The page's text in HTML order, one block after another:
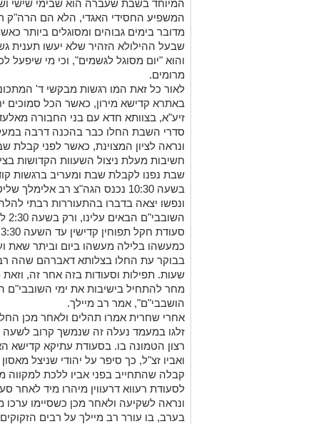
המיוחד בשבת שעברה הוא שבימי שישי
המשפיע החסידי האגדי, הלא הם הרה"ק
מדובר בימים גבוהים ומסוגלים ביותר
שבעל ההילולא הזהיר שלא יעשו תענית
והוא "יום מסוגל לגשמים", וכי מי שיפעל
מרומים.
לאור כל זאת המו רגשות מבקשי ד'
באתרא קדישא מירון, כאשר הכל סמוכים
זיע"א, בצוותא חדא עם בני החבורה
סדרי השבת החלו כבר בהכנה דרבה
ונראה לציון המצוינת, כאשר לפני קבלת
שבת נפנו לקבלת שבת ומעריב ברגשות
בשעה 10:30 נכנס הגה"צ רב
ונפשו יצאה בדברו בהתעוררות רבתי
סעודת חקל תפוחין קדישין עד השעה 3:30.
שעות. תפילות וסעודות בזה אחר זה,
מחר להתחיל בישיבות את ימי השובבי"ם
הושבבי"ם", אמר רב מיילך.
אחרי שחרית אמרו תהלים ולאחר מכן
זלגו במעמד נעלה זה שנמשך קרוב לשעה
רצון הטמונה בו. בסעודת עתיקא קדישא
ואביו זצ"ל, כך סיפר על יהודי שניצל
קבלה שהתחייב בפני אביו ללכת למקווה
לסעודת רעווא דרעווין מיהרו מיד
בערב, בו עורר רב מיילך על רבים